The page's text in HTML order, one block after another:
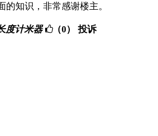
的知识，非常感谢楼主。
度计米器 （0） 投诉